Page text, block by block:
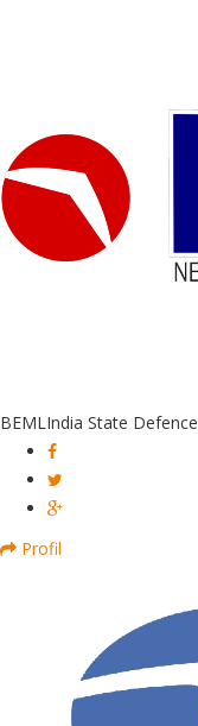
BEMLIndia State Defence
Profil